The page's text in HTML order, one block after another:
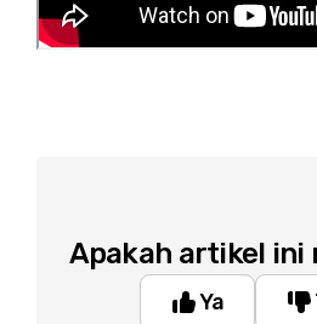
Apakah artikel ini
Ya